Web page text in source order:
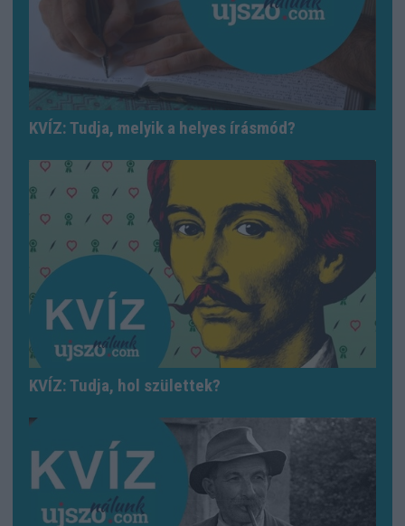
KVÍZ: Tudja, melyik a helyes írásmód?
KVÍZ: Tudja, hol születtek?